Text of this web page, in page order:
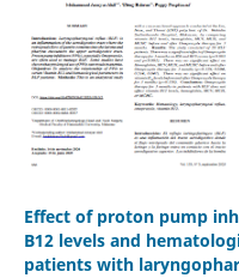
Effect of proton pump
B12 levels and
patients with